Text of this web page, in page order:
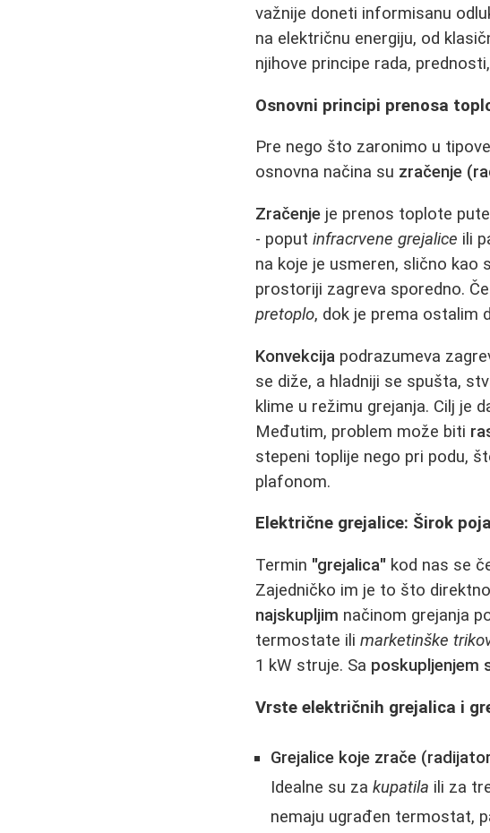
važnije doneti informisanu
na električnu energiju, od
njihove principe rada,
Osnovni principi prenosa
Pre nego što zaronimo u
osnovna načina su zračenje
Zračenje je prenos toplote
- poputinfracrvene grejalice ili
na koje je usmeren, slično kao
prostoriji zagreva sporedno.
pretoplo, dok je prema ostalim
Konvekcija podrazumeva
se diže, a hladniji se spušta,
klime u režimu grejanja. Cilj je
Međutim, problem može biti
stepeni toplije nego pri podu,
plafonom.
Električne grejalice: Širok
Termin "grejalica" kod nas se
Zajedničko im je to što
najskupljim načinom grejanja
termostate ilimarketinške
1 kW struje. Sa poskupljenjem
Vrste električnih grejalica i
Grejalice koje zrače
Idealne su zakupatila ili za
nemaju ugrađen termostat,